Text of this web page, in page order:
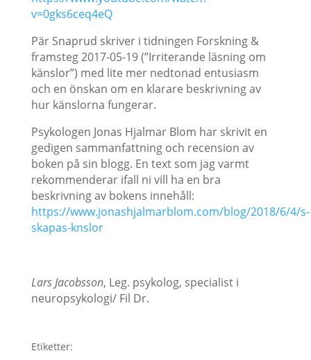
v=0gks6ceq4eQ
Pär Snaprud skriver i tidningen Forskning &
framsteg 2017-05-19 (”Irriterande läsning om
känslor”) med lite mer nedtonad entusiasm
och en önskan om en klarare beskrivning av
hur känslorna fungerar.
Psykologen Jonas Hjalmar Blom har skrivit en
gedigen sammanfattning och recension av
boken på sin blogg. En text som jag varmt
rekommenderar ifall ni vill ha en bra
beskrivning av bokens innehåll:
https://www.jonashjalmarblom.com/blog/2018/6/4/s-
skapas-knslor
Lars Jacobsson, Leg. psykolog, specialist i
neuropsykologi/ Fil Dr.
Etiketter: